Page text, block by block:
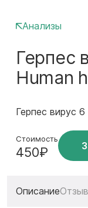
Анализы
Герпес
Human
Герпес вирус
Стоимость
450₽
Описание